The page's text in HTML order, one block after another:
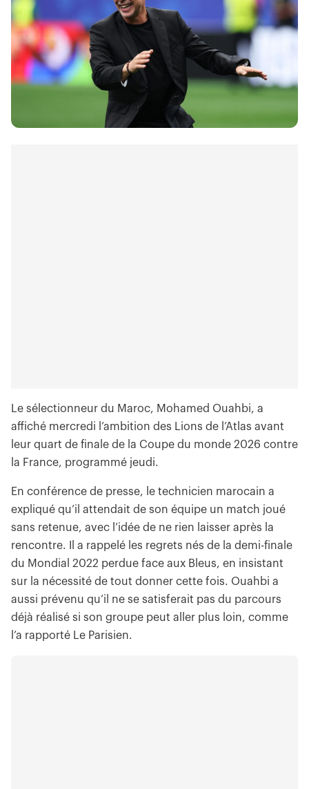
Le sélectionneur du Maroc, Mohamed Ouahbi, a
affiché mercredi l’ambition des Lions de l’Atlas avant
leur quart de finale de la Coupe du monde 2026 contre
la France, programmé jeudi.
En conférence de presse, le technicien marocain a
expliqué qu’il attendait de son équipe un match joué
sans retenue, avec l’idée de ne rien laisser après la
rencontre. Il a rappelé les regrets nés de la demi-finale
du Mondial 2022 perdue face aux Bleus, en insistant
sur la nécessité de tout donner cette fois. Ouahbi a
aussi prévenu qu’il ne se satisferait pas du parcours
déjà réalisé si son groupe peut aller plus loin, comme
l’a rapporté Le Parisien.